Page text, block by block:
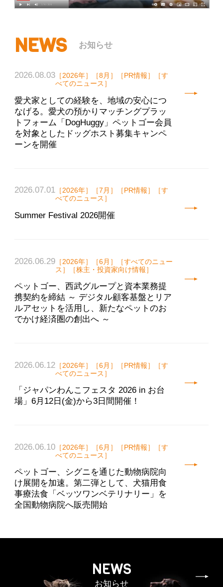
NEWS お知らせ
2026.08.03［2026年］［8月］［PR情報］［す
べてのニュース］
愛犬家としての経験を、地域の安心につ
なげる。愛犬の預かりマッチングプラッ
トフォーム「DogHuggy」ペットゴー会員
を対象としたドッグホスト募集キャンペ
ーンを開催
2026.07.01［2026年］［7月］［PR情報］［す
べてのニュース］
Summer Festival 2026開催
2026.06.29［2026年］［6月］［すべてのニュー
ス］［株主・投資家向け情報］
ペットゴー、西武グループと資本業務提
携契約を締結 ～ デジタル顧客基盤とリア
ルアセットを活用し、新たなペットのお
でかけ経済圏の創出へ ～
2026.06.12［2026年］［6月］［PR情報］［す
べてのニュース］
「ジャパンわんこフェスタ 2026 in お台
場」6月12日(金)から3日間開催！
2026.06.10［2026年］［6月］［PR情報］［す
べてのニュース］
ペットゴー、シグニを通じた動物病院向
け展開を加速。第二弾として、犬猫用食
事療法食「ベッツワンベテリナリー」を
全国動物病院へ販売開始
NEWS
お知らせ